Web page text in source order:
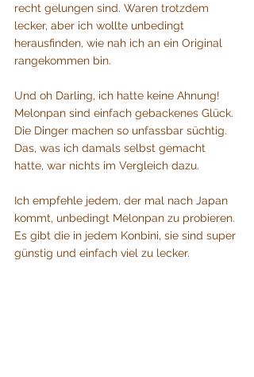
recht gelungen sind. Waren trotzdem
lecker, aber ich wollte unbedingt
herausfinden, wie nah ich an ein Original
rangekommen bin.
Und oh Darling, ich hatte keine Ahnung!
Melonpan sind einfach gebackenes Glück.
Die Dinger machen so unfassbar süchtig.
Das, was ich damals selbst gemacht
hatte, war nichts im Vergleich dazu.
Ich empfehle jedem, der mal nach Japan
kommt, unbedingt Melonpan zu probieren.
Es gibt die in jedem Konbini, sie sind super
günstig und einfach viel zu lecker.